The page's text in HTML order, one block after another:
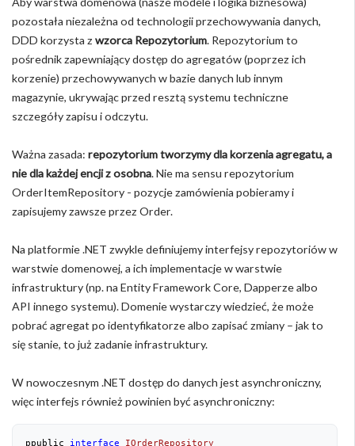
pozostała niezależna od technologii przechowywania danych,
DDD korzysta z wzorca Repozytorium. Repozytorium to
pośrednik zapewniający dostęp do agregatów (poprzez ich
korzenie) przechowywanych w bazie danych lub innym
magazynie, ukrywając przed resztą systemu techniczne
szczegóły zapisu i odczytu.
Ważna zasada: repozytorium tworzymy dla korzenia agregatu, a
nie dla każdej encji z osobna. Nie ma sensu repozytorium
OrderItemRepository - pozycje zamówienia pobieramy i
zapisujemy zawsze przez Order.
Na platformie .NET zwykle definiujemy interfejsy repozytoriów w
warstwie domenowej, a ich implementacje w warstwie
infrastruktury (np. na Entity Framework Core, Dapperze albo
API innego systemu). Domenie wystarczy wiedzieć, że może
pobrać agregat po identyfikatorze albo zapisać zmiany – jak to
się stanie, to już zadanie infrastruktury.
W nowoczesnym .NET dostęp do danych jest asynchroniczny,
więc interfejs również powinien być asynchroniczny:
ppublic interface IOrderRepository